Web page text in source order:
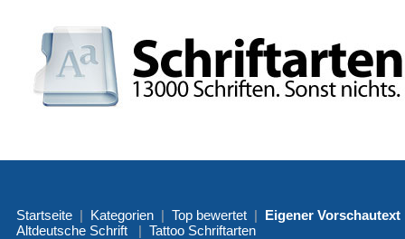
Startseite | Kategorien | Top bewertet | Eigener Vorschautext
Altdeutsche Schrift | Tattoo Schriftarten